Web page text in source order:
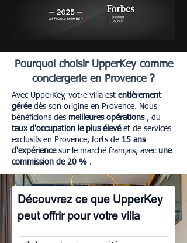
Pourquoi choisir UpperKey comme
conciergerie en Provence ?
Avec UpperKey, votre villa est entièrement
géréedès son origine en Provence. Nous
bénéficions des meilleures opérations, du
taux d'occupation le plus élevéet de services
exclusifs en Provence, forts de 15 ans
d'expériencesur le marché français, avec une
commission de 20 % .
Découvrez ce que UpperKey
peut offrir pour votre villa